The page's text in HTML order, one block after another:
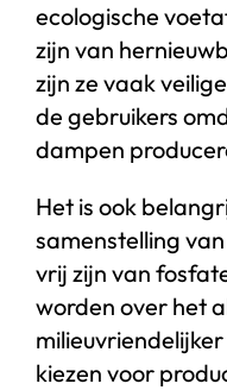
ecologische
zijn van
zijn ze vaak
de gebruikers
dampen
Het is ook
samenstelling
vrij zijn van
worden over het
kiezen voor